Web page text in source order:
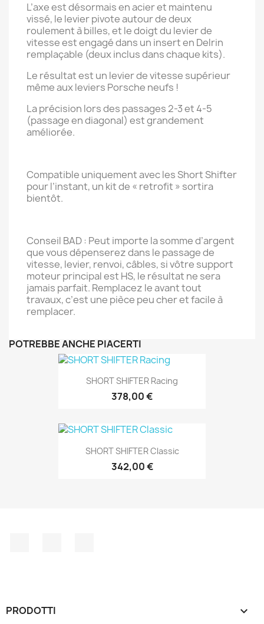
L’axe est désormais en acier et maintenu
vissé, le levier pivote autour de deux
roulement à billes, et le doigt du levier de
vitesse est engagé dans un insert en Delrin
remplaçable (deux inclus dans chaque kits).
Le résultat est un levier de vitesse supérieur
même aux leviers Porsche neufs !
La précision lors des passages 2-3 et 4-5
(passage en diagonal) est grandement
améliorée.
Compatible uniquement avec les Short Shifter
pour l’instant, un kit de « retrofit » sortira
bientôt.
Conseil BAD : Peut importe la somme d’argent
que vous dépenserez dans le passage de
vitesse, levier, renvoi, câbles, si vôtre support
moteur principal est HS, le résultat ne sera
jamais parfait. Remplacez le avant tout
travaux, c’est une pièce peu cher et facile à
remplacer.
POTREBBE ANCHE PIACERTI
SHORT SHIFTER Racing
378,00 €
SHORT SHIFTER Classic
342,00 €
PRODOTTI 